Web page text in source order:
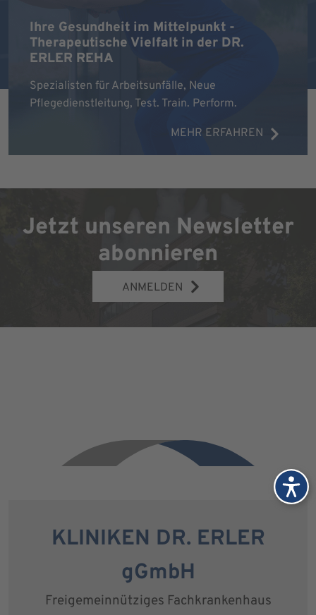
Ihre Gesundheit im Mittelpunkt -
Therapeutische Vielfalt in der DR.
ERLER REHA
Spezialisten für Arbeitsunfälle, Neue
Pflegedienstleitung, Test. Train. Perform.
MEHR ERFAHREN
Jetzt unseren Newsletter
abonnieren
ANMELDEN
KLINIKEN DR. ERLER
gGmbH
Freigemeinnütziges Fachkrankenhaus